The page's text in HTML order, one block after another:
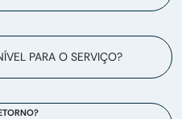
PARA O SERVIÇO?